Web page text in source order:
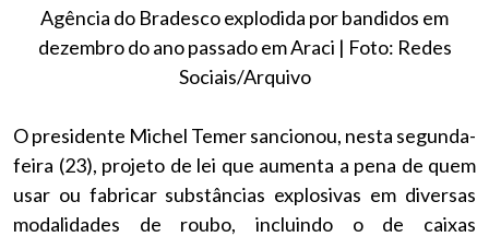
Agência do Bradesco explodida por bandidos em
dezembro do ano passado em Araci | Foto: Redes
Sociais/Arquivo
O presidente Michel Temer sancionou, nesta segunda-
feira (23), projeto de lei que aumenta a pena de quem
usar ou fabricar substâncias explosivas em diversas
modalidades de roubo, incluindo o de caixas